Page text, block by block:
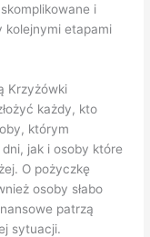
i
kolejnymi etapami
Krzyżówki
każdy, kto
którym
jak i osoby które
O pożyczkę
osoby słabo
patrzą
sytuacji.